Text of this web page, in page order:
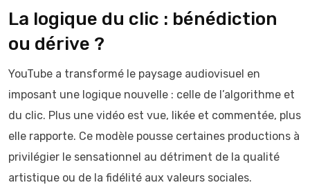
La logique du clic : bénédiction
ou dérive ?
YouTube a transformé le paysage audiovisuel en
imposant une logique nouvelle : celle de l’algorithme et
du clic. Plus une vidéo est vue, likée et commentée, plus
elle rapporte. Ce modèle pousse certaines productions à
privilégier le sensationnel au détriment de la qualité
artistique ou de la fidélité aux valeurs sociales.